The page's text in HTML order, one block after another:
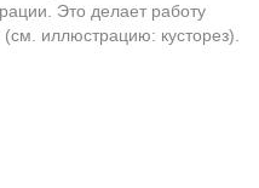
Это делает работу
иллюстрацию: кусторез).